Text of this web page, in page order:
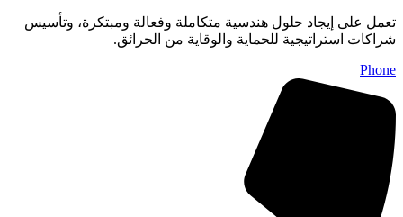
تعمل على إيجاد حلول هندسية متكاملة وفعالة ومبتكرة، وتأسيس
شراكات استراتيجية للحماية والوقاية من الحرائق.
Phone